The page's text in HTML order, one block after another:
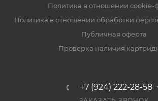
Политика в отношении cookie-
Политика в отношении обработки
Публичная оферта
Проверка наличия
+7 (924) 222-28-58